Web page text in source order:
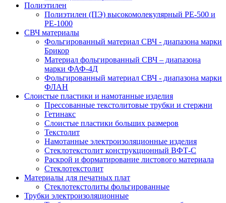
Полиэтилен
Полиэтилен (ПЭ) высокомолекулярный PE-500 и
PE-1000
СВЧ материалы
Фольгированный материал СВЧ - диапазона марки
Брикор
Материал фольгированный СВЧ – диапазона
марки ФАФ-4Д
Фольгированный материал СВЧ - диапазона марки
ФЛАН
Слоистые пластики и намотанные изделия
Прессованные текстолитовые трубки и стержни
Гетинакс
Слоистые пластики больших размеров
Текстолит
Намотанные электроизоляционные изделия
Стеклотекстолит конструкционный ВФТ-С
Раскрой и форматирование листового материала
Стеклотекстолит
Материалы для печатных плат
Стеклотекстолиты фольгированные
Трубки электроизоляционные